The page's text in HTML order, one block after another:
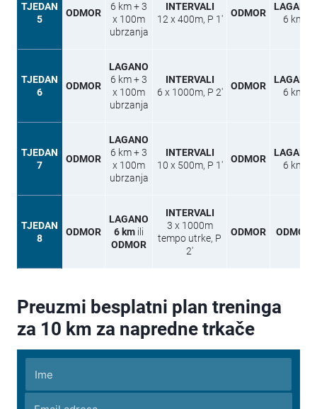
TJEDAN
5
ODMOR
6 km + 3
x 100m
ubrzanja
INTERVALI
12 x 400m, P 1′
ODMOR
LAGANO
6 km
TJEDAN
6
ODMOR
LAGANO
6 km + 3
x 100m
ubrzanja
INTERVALI
6 x 1000m, P 2′
ODMOR
LAGANO
6 km
TJEDAN
7
ODMOR
LAGANO
6 km + 3
x 100m
ubrzanja
INTERVALI
10 x 500m, P 1′
ODMOR
LAGANO
6 km
TJEDAN
8
ODMOR
LAGANO
6 km ili
ODMOR
INTERVALI
3 x 1000m
tempo utrke, P
2′
ODMOR ODMOR
Preuzmi besplatni plan treninga
za 10 km za napredne trkače